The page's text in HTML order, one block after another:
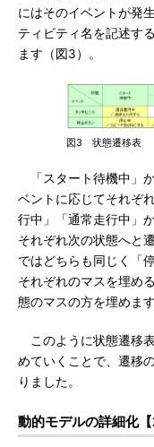
にはそのイベントが発
ティビティ名を記述す
ます（図3）。
図3 状態遷移表
「スタート待機中」
ベントに応じてそれぞ
行中」「通常走行中」
それぞれ次の状態へと
ではどちらも同じく「
それぞれのマスを埋め
態のマスの方を埋めます
このように状態遷移
めていくことで、遷移
りました。
動的モデルの詳細化